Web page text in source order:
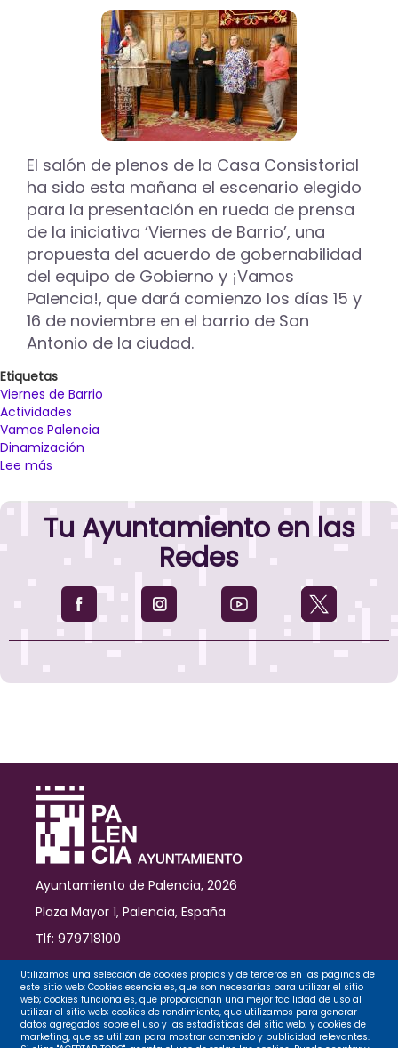
Avenida
El salón de plenos de la Casa Consistorial
ha sido esta mañana el escenario elegido
para la presentación en rueda de prensa
de la iniciativa ‘Viernes de Barrio’, una
propuesta del acuerdo de gobernabilidad
del equipo de Gobierno y ¡Vamos
Palencia!, que dará comienzo los días 15 y
16 de noviembre en el barrio de San
Antonio de la ciudad.
Etiquetas
Viernes de Barrio
Actividades
Vamos Palencia
Dinamización
Lee más
Ayuntamiento
de
Palencia
la
iniciativa
‘Viernes
de
el
en
San
Antonio
Tu Ayuntamiento en las
Redes
Ayuntamiento de Palencia, 2026
Plaza Mayor 1, Palencia, España
Tlf: 979718100
Contacto
Legal
Utilizamos una selección de cookies propias y de terceros en las páginas de
este sitio web: Cookies esenciales, que son necesarias para utilizar el sitio
web; cookies funcionales, que proporcionan una mejor facilidad de uso al
utilizar el sitio web; cookies de rendimiento, que utilizamos para generar
datos agregados sobre el uso y las estadísticas del sitio web; y cookies de
marketing, que se utilizan para mostrar contenido y publicidad relevantes.